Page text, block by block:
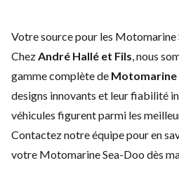
Votre source pour les Motomarine
Chez André Hallé et Fils , nous
gamme complète de Motomarine
designs innovants et leur fiabilité
véhicules figurent parmi les
Contactez notre équipepour en
votre Motomarine Sea-Doo dès